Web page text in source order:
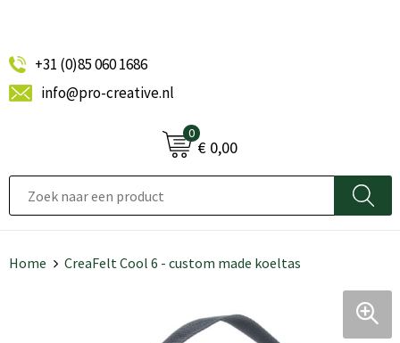
+31 (0)85 060 1686
info@pro-creative.nl
0
€ 0,00
Home CreaFelt Cool 6 - custom made koeltas